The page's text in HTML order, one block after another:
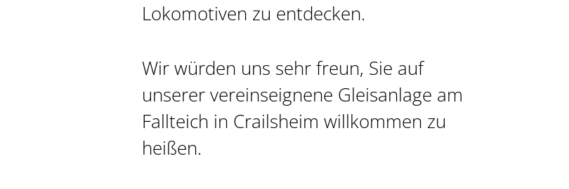
Lokomotiven zu entdecken.
Wir würden uns sehr freun, Sie auf
unserer vereinseignene Gleisanlage am
Fallteich in Crailsheim willkommen zu
heißen.